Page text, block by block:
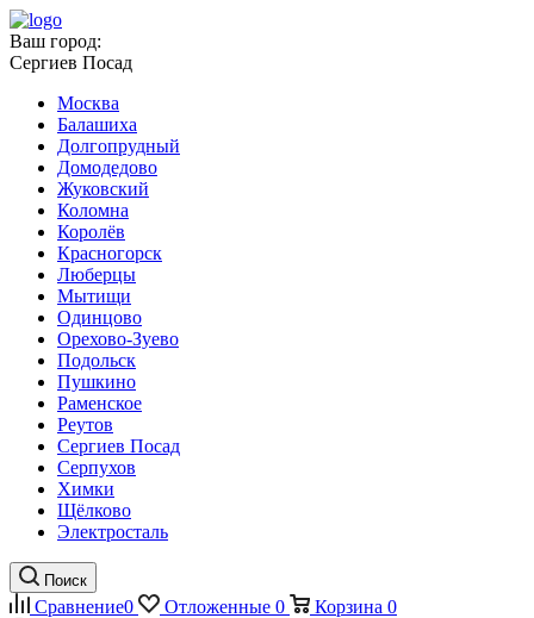
Ваш город:
Сергиев Посад
Москва
Балашиха
Долгопрудный
Домодедово
Жуковский
Коломна
Королёв
Красногорск
Люберцы
Мытищи
Одинцово
Орехово-Зуево
Подольск
Пушкино
Раменское
Реутов
Сергиев Посад
Серпухов
Химки
Щёлково
Электросталь
Поиск
Сравнение0 Отложенные 0 Корзина 0